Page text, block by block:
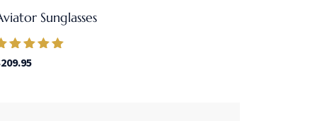
Sunglasses
Valorado en
209.95